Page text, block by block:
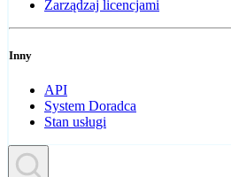
Zarządzaj licencjami
Inny
API
System Doradca
Stan usługi